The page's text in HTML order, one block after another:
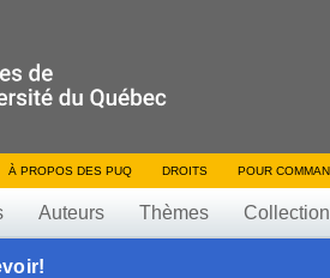
À PROPOS DES PUQ DROITS POUR
Auteurs Thèmes